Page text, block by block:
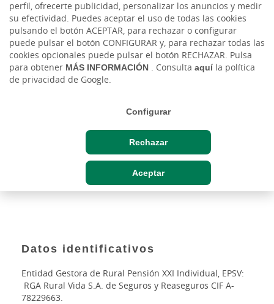
perfil, ofrecerte publicidad, personalizar los anuncios y medir
su efectividad. Puedes aceptar el uso de todas las cookies
pulsando el botón ACEPTAR, para rechazar o configurar
puede pulsar el botón CONFIGURAR y, para rechazar todas las
cookies opcionales puede pulsar el botón RECHAZAR. Pulsa
para obtener MÁS INFORMACIÓN . Consulta aquíla política
de privacidad de Google.
Configurar
Rechazar
Aceptar
Planes de Previsión Rural Pensión
EPSV
Datos identificativos
Entidad Gestora de Rural Pensión XXI Individual, EPSV:
RGA Rural Vida S.A. de Seguros y Reaseguros CIF A-
78229663.